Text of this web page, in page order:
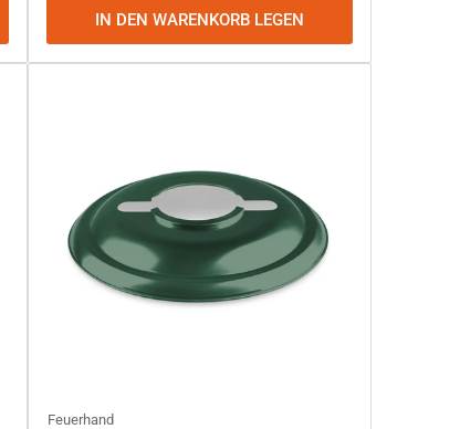
IN DEN WARENKORB LEGEN
Feuerhand